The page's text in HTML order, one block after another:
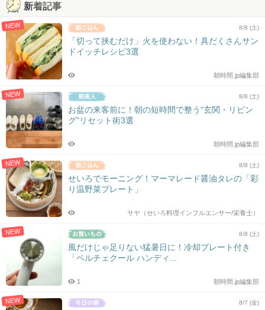
新着記事
NEW 8/8 (土)
「切って挟むだけ」火を使わない！具だくさんサン
ドイッチレシピ3選
朝時間.jp編集部
NEW 8/8 (土)
お盆の来客前に！朝の短時間で整う“玄関・リビン
グ”リセット術3選
朝時間.jp編集部
NEW 8/8 (土)
せいろでモーニング！マーマレード醤油タレの「彩
り温野菜プレート」
サヤ（せいろ料理インフルエンサー/栄養士）
NEW 8/8 (土)
風だけじゃ足りない猛暑日に！冷却プレート付き
「ペルチェクール ハンディ...
朝時間.jp編集部
1
NEW 8/7 (金)